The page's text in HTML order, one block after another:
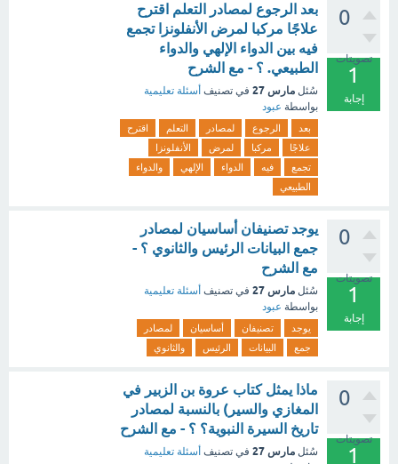
0
تصويتات
1
إجابة
بعد الرجوع لمصادر التعلم اقترح
علاجًا مركبا لمرض الأنفلونزا تجمع
فيه بين الدواء الإلهي والدواء
الطبيعي. ؟ - مع الشرح
سُئل مارس 27 في تصنيف أسئلة تعليمية
بواسطة عبود
بعد الرجوع لمصادر التعلم
اقترح
علاجًا
مركبا لمرض
الأنفلونزا
تجمع
فيه الدواء الإلهي
والدواء
الطبيعي
0
تصويتات
1
إجابة
يوجد تصنيفان أساسيان لمصادر
جمع البيانات الرئيس والثانوي ؟ -
مع الشرح
سُئل مارس 27 في تصنيف أسئلة تعليمية
بواسطة عبود
يوجد تصنيفان أساسيان
لمصادر
جمع
البيانات الرئيس والثانوي
0
تصويتات
1
ماذا يمثل كتاب عروة بن الزبير في
المغازي والسير) بالنسبة لمصادر
تاريخ السيرة النبوية؟ ؟ - مع الشرح
سُئل مارس 27 في تصنيف أسئلة تعليمية